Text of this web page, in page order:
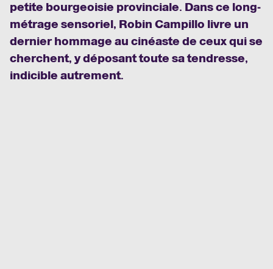
petite bourgeoisie provinciale. Dans ce long-
métrage sensoriel, Robin Campillo livre un
dernier hommage au cinéaste de ceux qui se
cherchent, y déposant toute sa tendresse,
indicible autrement.